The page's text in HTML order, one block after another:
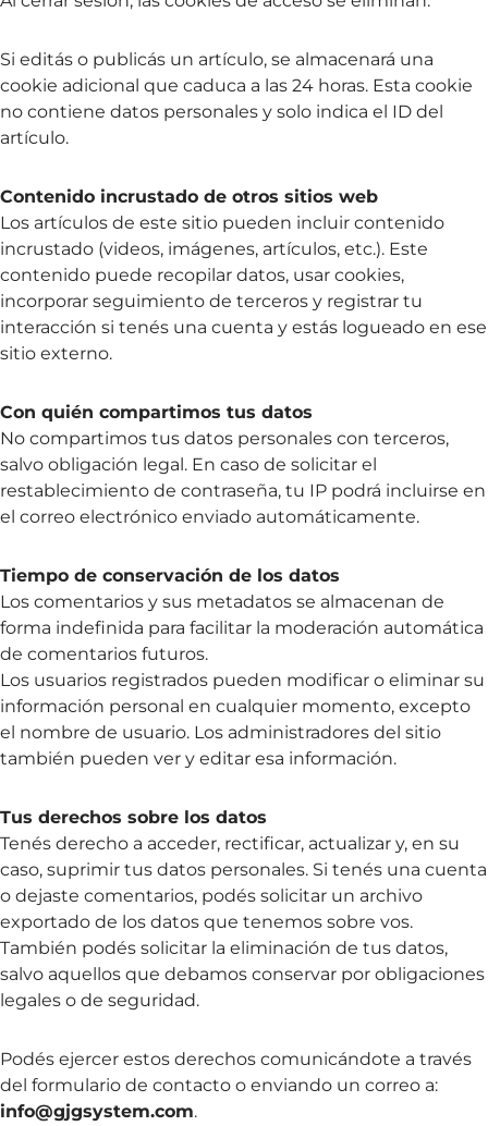
Si editás o publicás un artículo, se almacenará una
cookie adicional que caduca a las 24 horas. Esta cookie
no contiene datos personales y solo indica el ID del
artículo.
Contenido incrustado de otros sitios web
Los artículos de este sitio pueden incluir contenido
incrustado (videos, imágenes, artículos, etc.). Este
contenido puede recopilar datos, usar cookies,
incorporar seguimiento de terceros y registrar tu
interacción si tenés una cuenta y estás logueado en ese
sitio externo.
Con quién compartimos tus datos
No compartimos tus datos personales con terceros,
salvo obligación legal. En caso de solicitar el
restablecimiento de contraseña, tu IP podrá incluirse en
el correo electrónico enviado automáticamente.
Tiempo de conservación de los datos
Los comentarios y sus metadatos se almacenan de
forma indefinida para facilitar la moderación automática
de comentarios futuros.
Los usuarios registrados pueden modificar o eliminar su
información personal en cualquier momento, excepto
el nombre de usuario. Los administradores del sitio
también pueden ver y editar esa información.
Tus derechos sobre los datos
Tenés derecho a acceder, rectificar, actualizar y, en su
caso, suprimir tus datos personales. Si tenés una cuenta
o dejaste comentarios, podés solicitar un archivo
exportado de los datos que tenemos sobre vos.
También podés solicitar la eliminación de tus datos,
salvo aquellos que debamos conservar por obligaciones
legales o de seguridad.
Podés ejercer estos derechos comunicándote a través
del formulario de contacto o enviando un correo a:
info@gjgsystem.com.